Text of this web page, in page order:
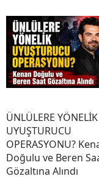
ÜNLÜLERE YÖNELİK
UYUŞTURUCU
OPERASYONU?
Doğulu ve Beren
Gözaltına Alındı